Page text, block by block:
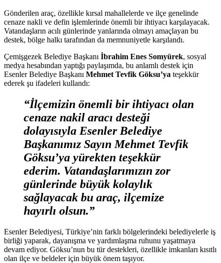
Gönderilen araç, özellikle kırsal mahallelerde ve ilçe genelinde
cenaze nakli ve defin işlemlerinde önemli bir ihtiyacı karşılayacak.
Vatandaşların acılı günlerinde yanlarında olmayı amaçlayan bu
destek, bölge halkı tarafından da memnuniyetle karşılandı.
Çemişgezek Belediye Başkanı İbrahim Enes Somyürek, sosyal
medya hesabından yaptığı paylaşımda, bu anlamlı destek için
Esenler Belediye Başkanı Mehmet Tevfik Göksu’ya teşekkür
ederek şu ifadeleri kullandı:
“İlçemizin önemli bir ihtiyacı olan
cenaze nakil aracı desteği
dolayısıyla Esenler Belediye
Başkanımız Sayın Mehmet Tevfik
Göksu’ya yürekten teşekkür
ederim. Vatandaşlarımızın zor
günlerinde büyük kolaylık
sağlayacak bu araç, ilçemize
hayırlı olsun.”
Esenler Belediyesi, Türkiye’nin farklı bölgelerindeki belediyelerle iş
birliği yaparak, dayanışma ve yardımlaşma ruhunu yaşatmaya
devam ediyor. Göksu’nun bu tür destekleri, özellikle imkanları kısıtlı
olan ilçe ve beldeler için büyük önem taşıyor.